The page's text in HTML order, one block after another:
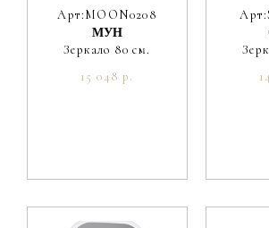
Арт:MOON0208
МУН
Зеркало 80 см.
15 048 р.